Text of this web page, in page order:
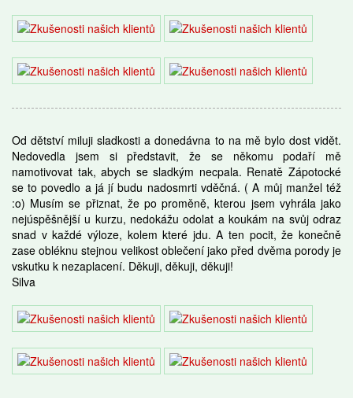
Od dětství miluji sladkosti a donedávna to na mě bylo dost vidět.
Nedovedla jsem si představit, že se někomu podaří mě
namotivovat tak, abych se sladkým necpala. Renatě Zápotocké
se to povedlo a já jí budu nadosmrti vděčná. ( A můj manžel též
:o) Musím se přiznat, že po proměně, kterou jsem vyhrála jako
nejúspěšnější u kurzu, nedokážu odolat a koukám na svůj odraz
snad v každé výloze, kolem které jdu. A ten pocit, že konečně
zase obléknu stejnou velikost oblečení jako před dvěma porody je
vskutku k nezaplacení. Děkuji, děkuji, děkuji!
Silva